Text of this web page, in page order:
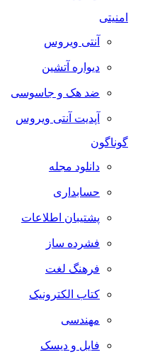
امنیتی
آنتی ویروس
دیواره آتشین
ضد هک و جاسوسی
آپدیت آنتی ویروس
گوناگون
دانلود مجله
حسابداری
پشتیبان اطلاعات
فشرده ساز
فرهنگ لغت
کتاب الکترونیک
مهندسی
فایل و دیسک